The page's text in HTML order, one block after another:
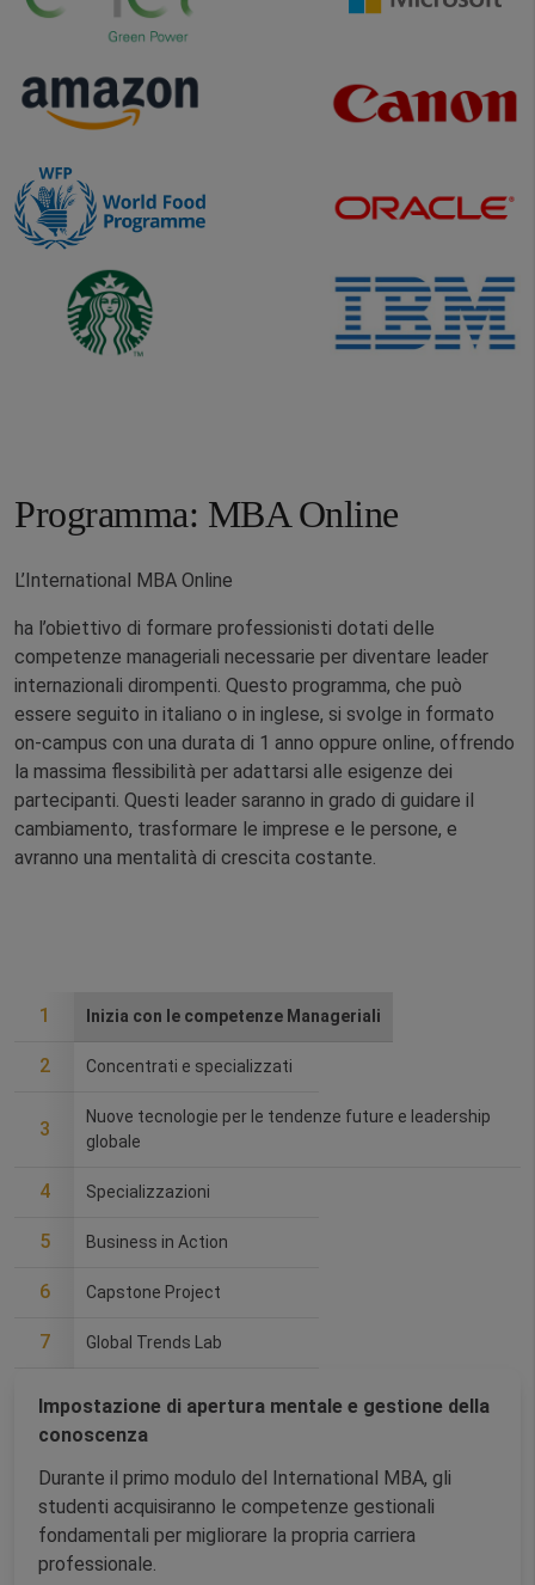
Programma: MBA Online
L’International MBA Online
ha l’obiettivo di formare professionisti dotati delle
competenze manageriali necessarie per diventare leader
internazionali dirompenti. Questo programma, che può
essere seguito in italiano o in inglese, si svolge in formato
on-campus con una durata di 1 anno oppure online, offrendo
la massima flessibilità per adattarsi alle esigenze dei
partecipanti. Questi leader saranno in grado di guidare il
cambiamento, trasformare le imprese e le persone, e
avranno una mentalità di crescita costante.
1 Inizia con le competenze Manageriali
2 Concentrati e specializzati
3
Nuove tecnologie per le tendenze future e leadership
globale
4 Specializzazioni
5 Business in Action
6 Capstone Project
7 Global Trends Lab
Impostazione di apertura mentale e gestione della
conoscenza
Durante il primo modulo del International MBA, gli
studenti acquisiranno le competenze gestionali
fondamentali per migliorare la propria carriera
professionale.